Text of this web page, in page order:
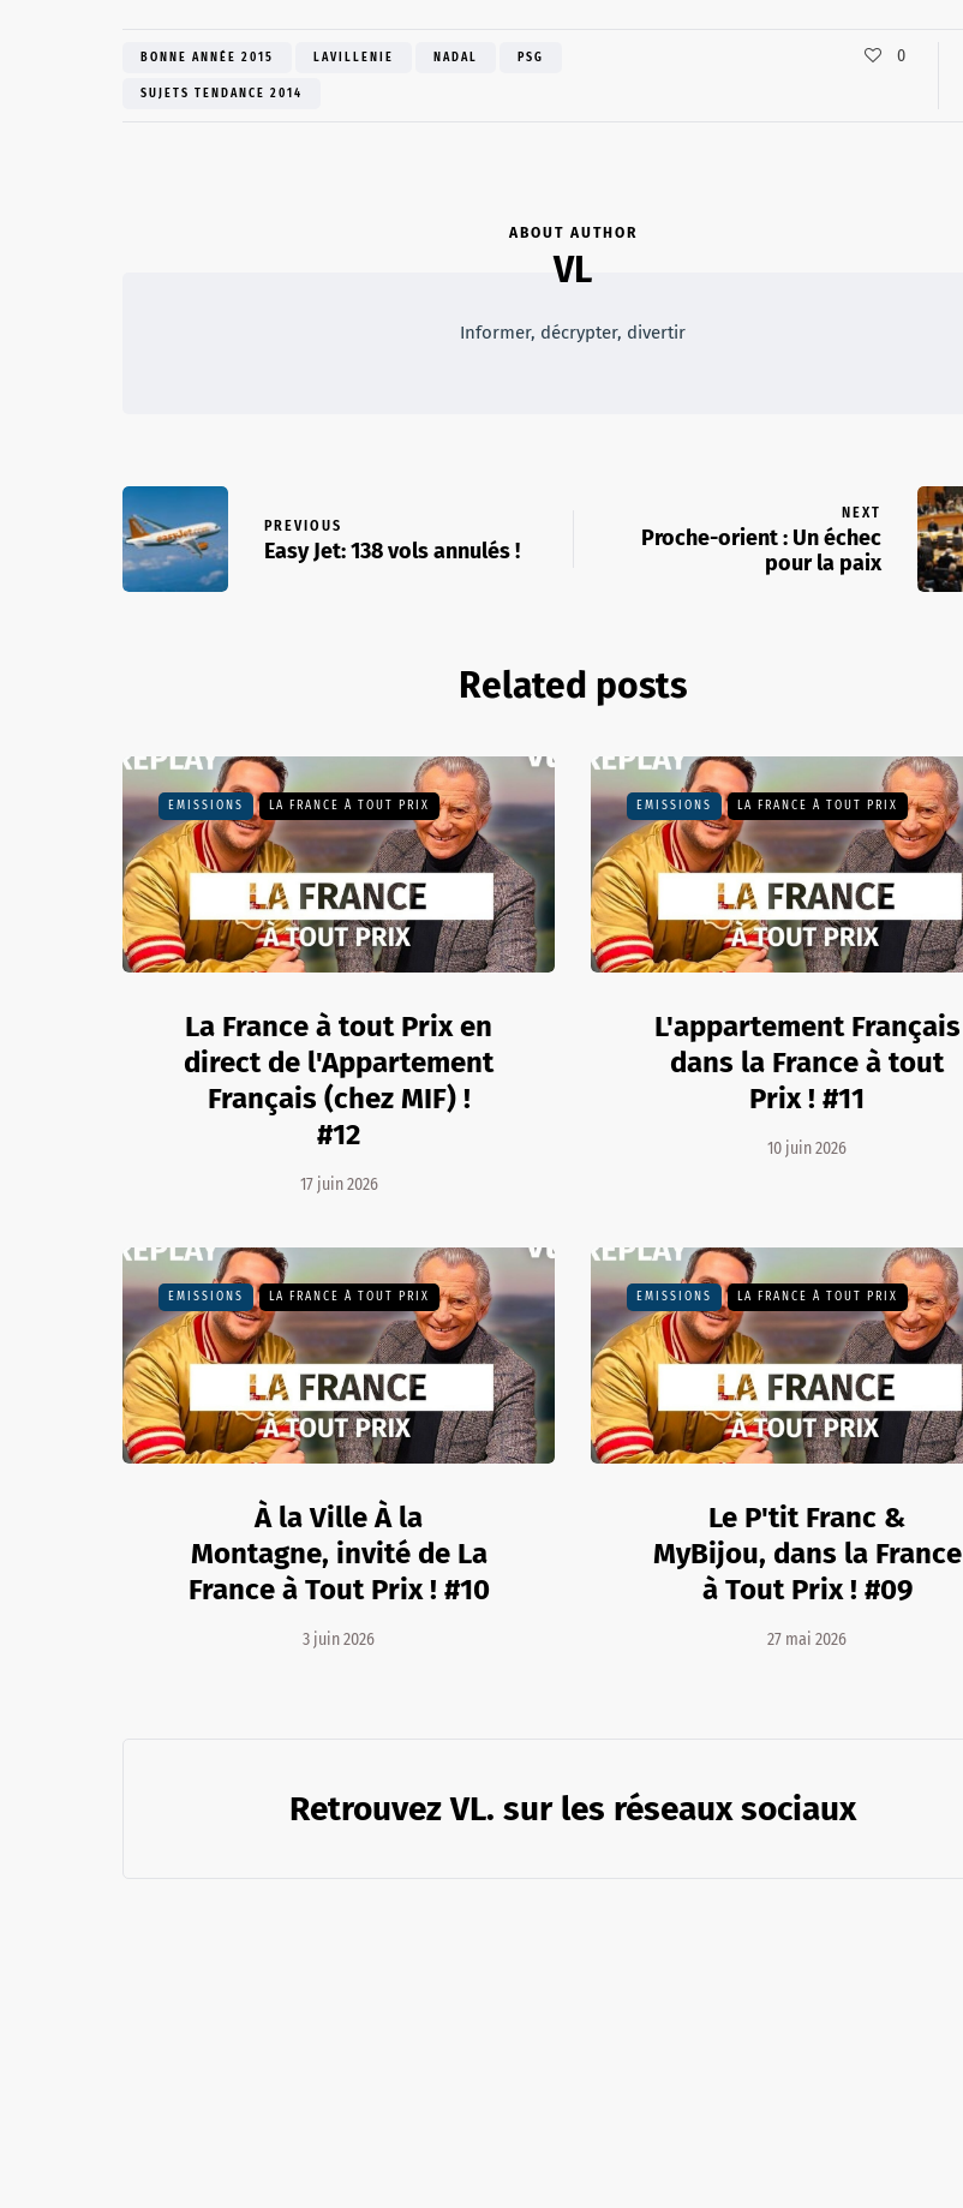
BONNE ANNÉE 2015 LAVILLENIE NADAL PSG
SUJETS TENDANCE 2014
0
ABOUT AUTHOR
VL
Informer, décrypter, divertir
PREVIOUS
Easy Jet: 138 vols annulés !
NEXT
Proche-orient : Un échec
pour la paix
Related posts
EMISSIONS LA FRANCE À TOUT PRIX
La France à tout Prix en
direct de l'Appartement
Français (chez MIF) !
#12
17 juin 2026
EMISSIONS LA FRANCE À TOUT PRIX
L'appartement Français
dans la France à tout
Prix ! #11
10 juin 2026
EMISSIONS LA FRANCE À TOUT PRIX
À la Ville À la
Montagne, invité de La
France à Tout Prix ! #10
3 juin 2026
EMISSIONS LA FRANCE À TOUT PRIX
Le P'tit Franc &
MyBijou, dans la France
à Tout Prix ! #09
27 mai 2026
Retrouvez VL. sur les réseaux sociaux